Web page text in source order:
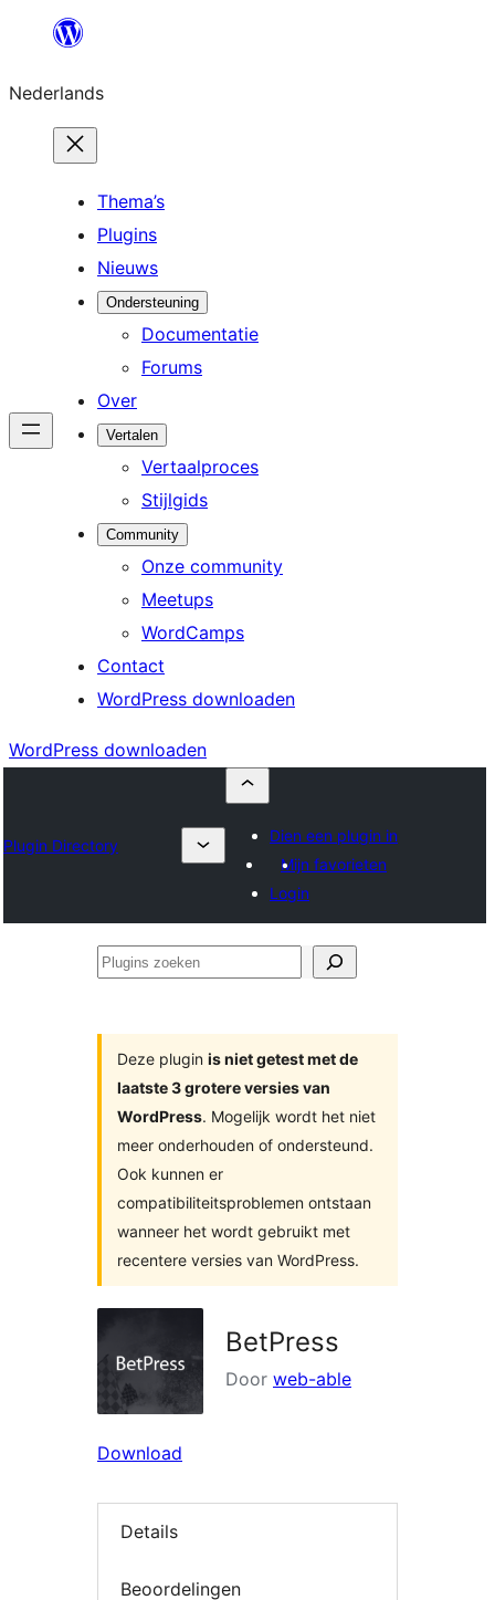
de
inhoud
Nederlands
Thema’s
Plugins
Nieuws
Ondersteuning
Documentatie
Forums
Over
Vertalen
Vertaalproces
Stijlgids
Community
Onze community
Meetups
WordCamps
Contact
WordPress downloaden
WordPress downloaden
Plugin Directory
Dien een plugin in
Mijn favorieten
Login
Plugins
Deze plugin is niet getest met de
laatste 3 grotere versies van
WordPress. Mogelijk wordt het niet
meer onderhouden of ondersteund.
Ook kunnen er
compatibiliteitsproblemen ontstaan
wanneer het wordt gebruikt met
recentere versies van WordPress.
BetPress
Door web-able
Download
Details
Beoordelingen